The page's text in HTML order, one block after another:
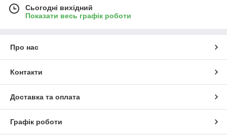
Сьогодні вихідний
Показати весь графік роботи
Про нас
Контакти
Доставка та оплата
Графік роботи